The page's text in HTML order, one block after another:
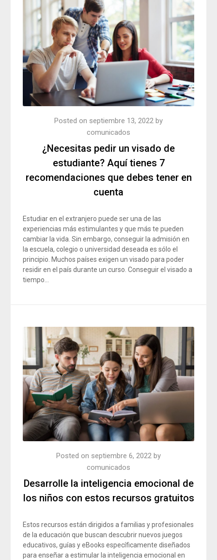
¿Necesitas pedir un visado de
estudiante? Aquí tienes 7
recomendaciones que debes tener en
cuenta
Posted on septiembre 13, 2022 by
comunicados
Estudiar en el extranjero puede ser una de las
experiencias más estimulantes y que más te pueden
cambiar la vida. Sin embargo, conseguir la admisión en
la escuela, colegio o universidad deseada es sólo el
principio. Muchos países exigen un visado para poder
residir en el país durante un curso. Conseguir el visado a
tiempo…
Desarrolle la inteligencia emocional de
los niños con estos recursos gratuitos
Posted on septiembre 6, 2022 by
comunicados
Estos recursos están dirigidos a familias y profesionales
de la educación que buscan descubrir nuevos juegos
educativos, guías y eBooks específicamente diseñados
para enseñar a estimular la inteligencia emocional en